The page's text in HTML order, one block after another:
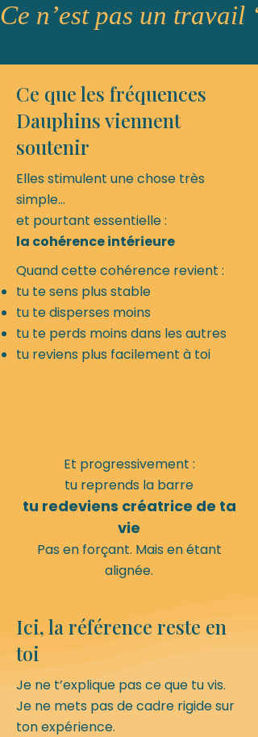
Ce n’est pas un
Ce que les fréquences
Dauphins viennent
soutenir
Elles stimulent une chose très
simple…
et pourtant essentielle :
la cohérence intérieure
Quand cette cohérence revient :
tu te sens plus stable
tu te disperses moins
tu te perds moins dans les autres
tu reviens plus facilement à toi
Et progressivement :
tu reprends la barre
tu redeviens créatrice de ta
vie
Pas en forçant. Mais en étant
alignée.
Ici, la référence reste en
toi
Je ne t’explique pas ce que tu vis.
Je ne mets pas de cadre rigide sur
ton expérience.